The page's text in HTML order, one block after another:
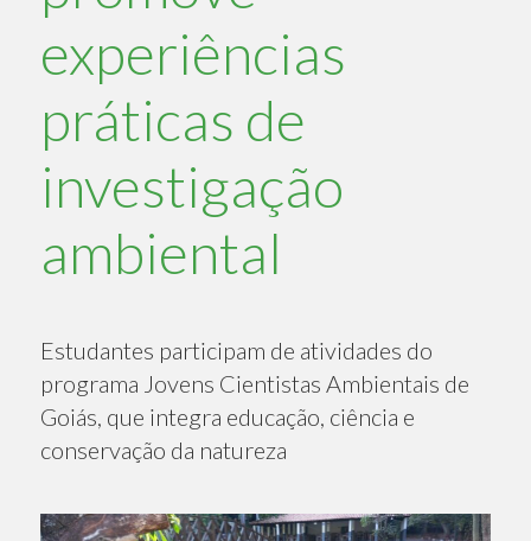
experiências
práticas de
investigação
ambiental
Estudantes participam de atividades do
programa Jovens Cientistas Ambientais de
Goiás, que integra educação, ciência e
conservação da natureza